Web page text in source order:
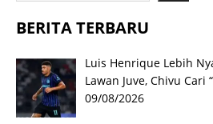
BERITA TERBARU
Luis Henrique Lebih
Lawan Juve, Chivu Cari
09/08/2026